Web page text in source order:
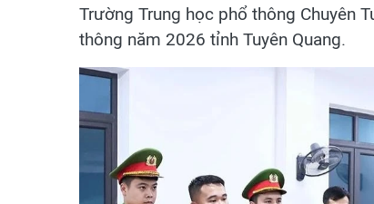
Trường Trung học phổ thông Chuyên
thông năm 2026 tỉnh Tuyên Quang.